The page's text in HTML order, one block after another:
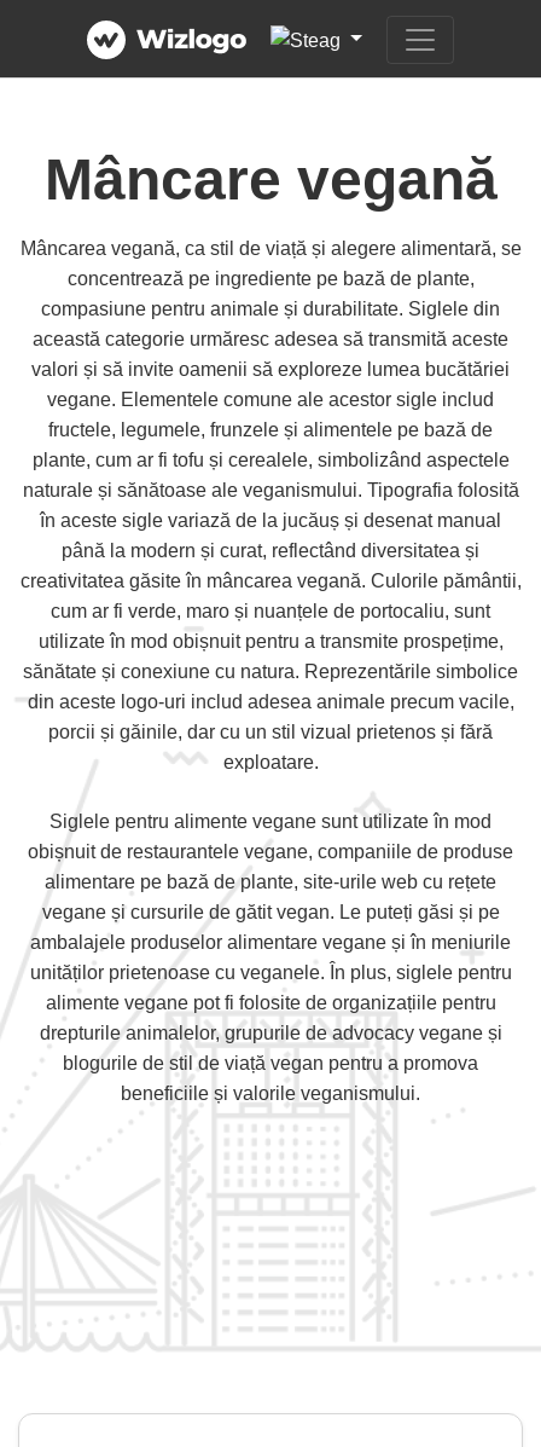
Mâncare vegană
Mâncarea vegană, ca stil de viață și alegere alimentară, se
concentrează pe ingrediente pe bază de plante,
compasiune pentru animale și durabilitate. Siglele din
această categorie urmăresc adesea să transmită aceste
valori și să invite oamenii să exploreze lumea bucătăriei
vegane. Elementele comune ale acestor sigle includ
fructele, legumele, frunzele și alimentele pe bază de
plante, cum ar fi tofu și cerealele, simbolizând aspectele
naturale și sănătoase ale veganismului. Tipografia folosită
în aceste sigle variază de la jucăuș și desenat manual
până la modern și curat, reflectând diversitatea și
creativitatea găsite în mâncarea vegană. Culorile pământii,
cum ar fi verde, maro și nuanțele de portocaliu, sunt
utilizate în mod obișnuit pentru a transmite prospețime,
sănătate și conexiune cu natura. Reprezentările simbolice
din aceste logo-uri includ adesea animale precum vacile,
porcii și găinile, dar cu un stil vizual prietenos și fără
exploatare.
Siglele pentru alimente vegane sunt utilizate în mod
obișnuit de restaurantele vegane, companiile de produse
alimentare pe bază de plante, site-urile web cu rețete
vegane și cursurile de gătit vegan. Le puteți găsi și pe
ambalajele produselor alimentare vegane și în meniurile
unităților prietenoase cu veganele. În plus, siglele pentru
alimente vegane pot fi folosite de organizațiile pentru
drepturile animalelor, grupurile de advocacy vegane și
blogurile de stil de viață vegan pentru a promova
beneficiile și valorile veganismului.